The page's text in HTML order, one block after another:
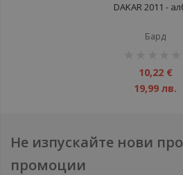
DAKAR 2011 -
Бард
10,22 €
19,99 лв.
Не изпускайте нови
промоции